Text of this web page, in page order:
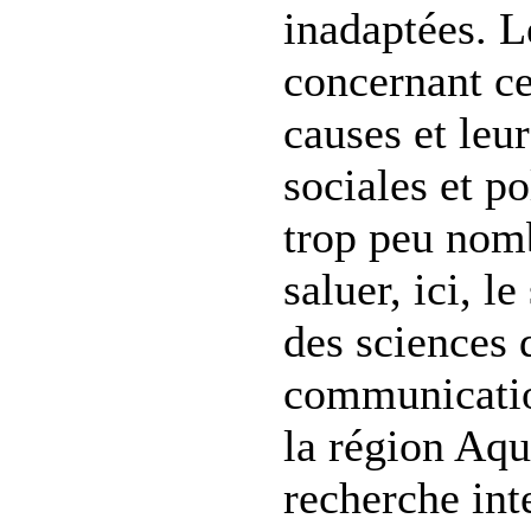
inadaptées.
concernant
causes et
sociales et
trop peu
saluer, ici, le
des sciences
la région
recherche